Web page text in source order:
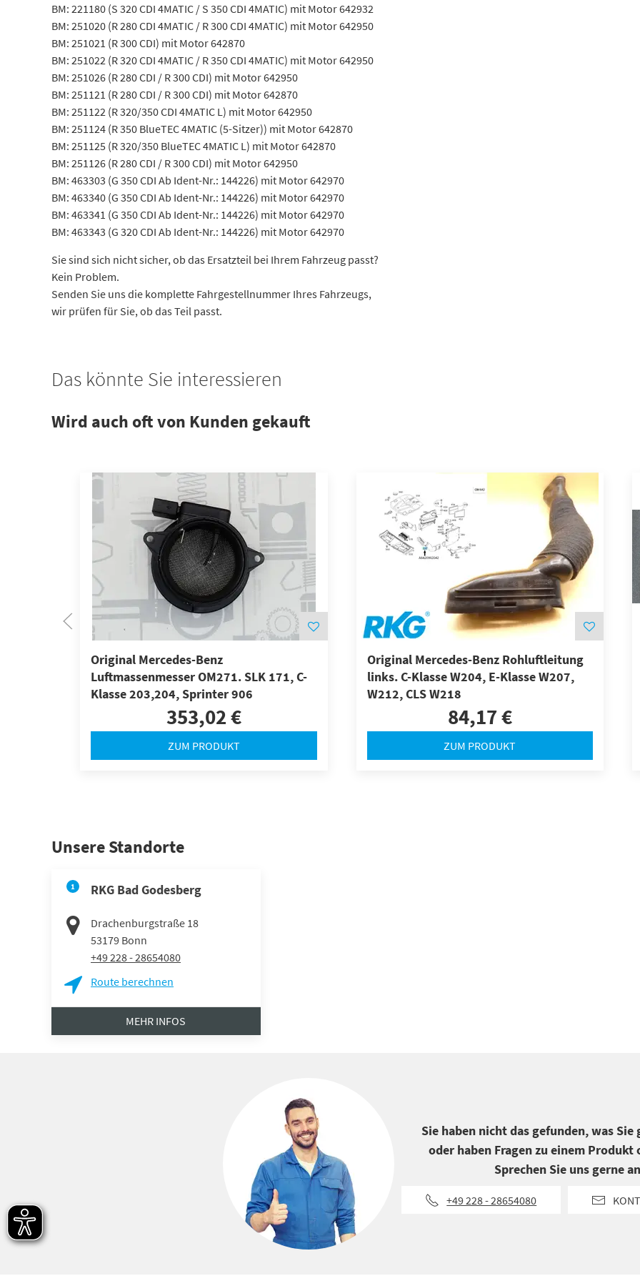
BM: 221180 (S 320 CDI 4MATIC / S 350 CDI 4MATIC) mit Motor 642932
BM: 251020 (R 280 CDI 4MATIC / R 300 CDI 4MATIC) mit Motor 642950
BM: 251021 (R 300 CDI) mit Motor 642870
BM: 251022 (R 320 CDI 4MATIC / R 350 CDI 4MATIC) mit Motor 642950
BM: 251026 (R 280 CDI / R 300 CDI) mit Motor 642950
BM: 251121 (R 280 CDI / R 300 CDI) mit Motor 642870
BM: 251122 (R 320/350 CDI 4MATIC L) mit Motor 642950
BM: 251124 (R 350 BlueTEC 4MATIC (5-Sitzer)) mit Motor 642870
BM: 251125 (R 320/350 BlueTEC 4MATIC L) mit Motor 642870
BM: 251126 (R 280 CDI / R 300 CDI) mit Motor 642950
BM: 463303 (G 350 CDI Ab Ident-Nr.: 144226) mit Motor 642970
BM: 463340 (G 350 CDI Ab Ident-Nr.: 144226) mit Motor 642970
BM: 463341 (G 350 CDI Ab Ident-Nr.: 144226) mit Motor 642970
BM: 463343 (G 320 CDI Ab Ident-Nr.: 144226) mit Motor 642970
Sie sind sich nicht sicher, ob das Ersatzteil bei Ihrem Fahrzeug passt?
Kein Problem.
Senden Sie uns die komplette Fahrgestellnummer Ihres Fahrzeugs,
wir prüfen für Sie, ob das Teil passt.
Das könnte Sie interessieren
Wird auch oft von Kunden gekauft
Original Mercedes-Benz
Luftmassenmesser OM271. SLK 171, C-
Klasse 203,204, Sprinter 906
353,02 €
ZUM PRODUKT
Original Mercedes-Benz Rohluftleitung
links. C-Klasse W204, E-Klasse W207,
W212, CLS W218
84,17 €
ZUM PRODUKT
Unsere Standorte
1 RKG Bad Godesberg
Drachenburgstraße 18
53179 Bonn
+49 228 - 28654080
Route berechnen
MEHR INFOS
Sie haben nicht das gefunden, was Sie
oder haben Fragen zu einem Produkt
Sprechen Sie uns gerne
+49 228 - 28654080